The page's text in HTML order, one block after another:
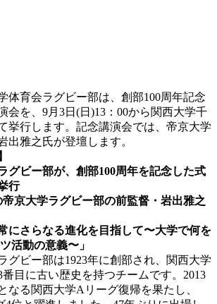
体育会ラグビー部は、創部100周年記念
会を、9月3日(日)13：00から関西大学千
挙行します。記念講演会では、帝京大学
出雅之氏が登壇します。
グビー部が、創部100周年を記念した式
行
帝京大学ラグビー部の前監督・岩出雅之
にさらなる進化を目指して〜大学で何を
活動の意義〜」
ビー部は1923年に創部され、関西大学
目に古い歴史を持つチームです。2013
なる関西大学Aリーグ復帰を果たし、